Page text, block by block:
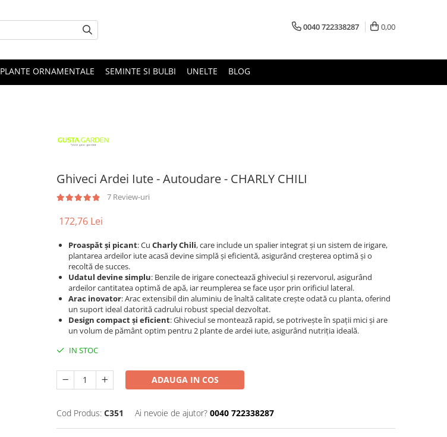
0040 722338287 0,00
PLANTE ORNAMENTALE SEMINTE SI BULBI UNELTE BLOG
Ghiveci Ardei Iute - Autoudare - CHARLY CHILI
7 Review-uri
172,76 Lei
Proaspăt și picant: Cu Charly Chili, care include un spalier integrat și un sistem de irigare,
plantarea ardeilor iute acasă devine simplă și eficientă, asigurând creșterea optimă și o
recoltă de succes.
Udatul devine simplu: Benzile de irigare conectează ghiveciul și rezervorul, asigurând
ardeilor cantitatea optimă de apă, iar reumplerea se face ușor prin orificiul lateral.
Arac inovator: Arac extensibil din aluminiu de înaltă calitate crește odată cu planta, oferind
un suport ideal datorită cadrului robust special dezvoltat.
Design compact și eficient: Ghiveciul se montează rapid, se potrivește în spații mici și are
un volum de pământ optim pentru 2 plante de ardei iute, asigurând nutriția ideală.
IN STOC
ADAUGA IN COS
Cod Produs: C351 Ai nevoie de ajutor? 0040 722338287